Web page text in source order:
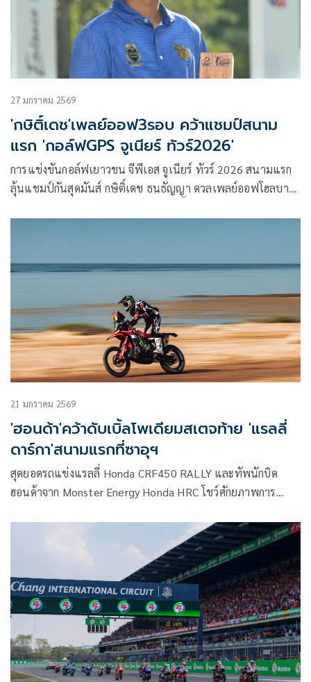
27 มกราคม 2569
'กษิติ์เดช'เพลย์ออฟ3รอบ คว้าแชมป์สนาม
แรก 'กอล์ฟGPS จูเนียร์ ทัวร์2026'
การแข่งขันกอล์ฟเยาวชน จีพีเอส จูเนียร์ ทัวร์ 2026 สนามแรก
ลุ้นแชมป์กันสุดมันส์ กษิติ์เดช ธนธัญญา ดวลเพลย์ออฟโฮลบาย
สนาม เลควิว รีสอร์ท แอนด์ กอล์ฟ คลับ อ.ชะอำ จ.เพชรบุรี
21 มกราคม 2569
'ฮอนด้า'คว้าดับเบิ้ลโพเดียมสเตจท้าย 'แรลลี่
ดาร์กา'สนามแรกที่ซาอุฯ
สุดยอดรถแข่งแรลลี่ Honda CRF450 RALLY และทัพนักบิด
ฮอนด้าจาก Monster Energy Honda HRC โชว์ศักยภาพการ
แรลลี่ดาการ์ 2026 สนามแรก ที่ประเทศซาอุดิอาระเบีย ที่ดวลกัน
อย่างท้าทายถึง 13 สเตจในระหว่างวันที่ 3 – 17 มกราคม 2569
โดยผลงาน 12 สเตจแรกนักแข่งฮอนด้าอย่าง “ริกกี้ บราเบค”
และรถแข่ง Honda CRF450 RALLY หมายเลข 9 คว้าชัยชนะ
พร้อมทำผลงานเป็นผู้นำในตารางเวลา ก่อนที่จะดวลสเตจที่ 13
เป็นสเตจตัดสิน โดยมีระยะทาง 105 กิโลเมตร แต่ต้องผ่าน
หุบเขาที่ท้าทายทั้งการขับขี่ สมรรถนะของรถแข่งและการนำ
ทางที่แม่นยำ